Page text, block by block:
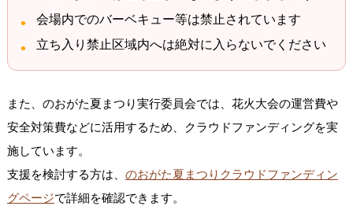
会場内でのバーベキュー等は禁止されています
立ち入り禁止区域内へは絶対に入らないでください
また、のおがた夏まつり実行委員会では、花火大会の運営費や
安全対策費などに活用するため、クラウドファンディングを実
施しています。
支援を検討する方は、 のおがた夏まつりクラウドファンディン
グページで詳細を確認できます。